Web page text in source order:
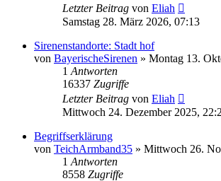
Letzter Beitrag von Eliah
Samstag 28. März 2026, 07:13
Sirenenstandorte: Stadt hof
von BayerischeSirenen » Montag 13.
1 Antworten
16337 Zugriffe
Letzter Beitrag von Eliah
Mittwoch 24. Dezember 2025,
Begriffserklärung
von TeichArmband35 » Mittwoch 26.
1 Antworten
8558 Zugriffe